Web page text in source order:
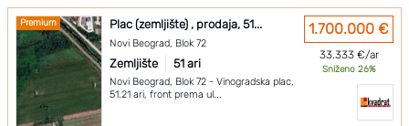
Premium Plac (zemljište) , prodaja, 51...
Novi Beograd, Blok 72
Zemljište 51 ari
Novi Beograd, Blok 72 - Vinogradska plac,
51.21 ari, front prema ul...
1.700.000 €
33.333 €/ar
Sniženo 26%